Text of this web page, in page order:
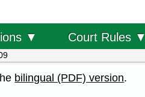
▼ Court Rules ▼
bilingual (PDF) version.